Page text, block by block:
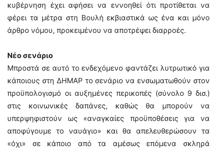
κυβέρνηση έχει αφήσει να εννοηθεί ότι προτίθεται να
φέρει τα μέτρα στη Βουλή εκβιαστικά ως ένα και μόνο
άρθρο νόμου, προκειμένου να αποτρέψει διαρροές.
Νέο σενάριο
Μπροστά σε αυτό το ενδεχόμενο φαντάζει λυτρωτικό για
κάποιους στη ΔΗΜΑΡ το σενάριο να ενσωματωθούν στον
προϋπολογισμό οι αυξημένες περικοπές (σύνολο 9 δισ.)
στις κοινωνικές δαπάνες, καθώς θα μπορούν να
υπερψηφιστούν ως «αναγκαίες προϋποθέσεις για να
αποφύγουμε το ναυάγιο» και θα απελευθερώσουν τα
«όχι» σε κάποιο από τα αμέσως επόμενα σκληρά